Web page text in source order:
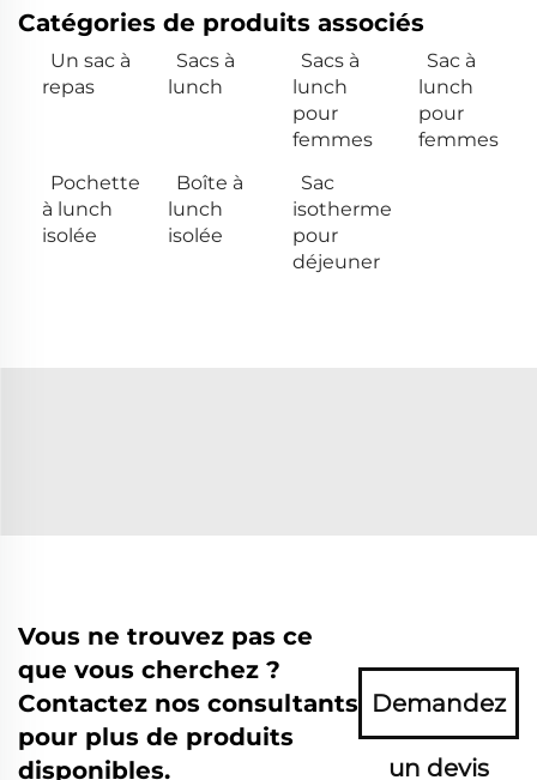
Catégories de produits associés
Un sac à
repas
Sacs à
lunch
Sacs à
lunch
pour
femmes
Sac à
lunch
pour
femmes
Pochette
à lunch
isolée
Boîte à
lunch
isolée
Sac
isotherme
pour
déjeuner
Vous ne trouvez pas ce
que vous cherchez ?
Contactez nos consultants
pour plus de produits
disponibles.
Demandez
un devis